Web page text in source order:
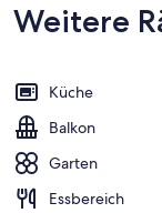
Weitere
Küche
Balkon
Garten
Essbereich